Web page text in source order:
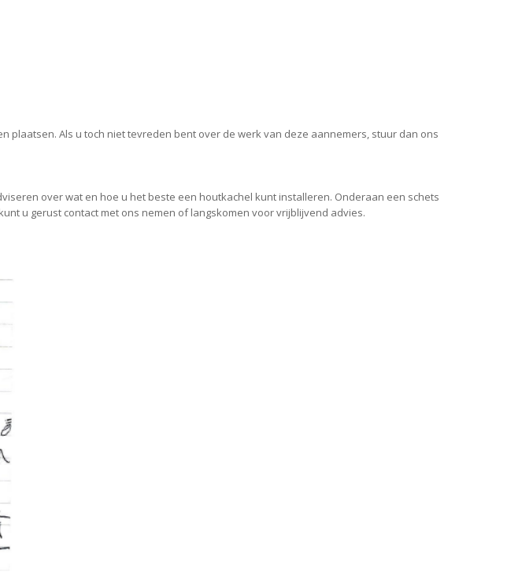
plaatsen. Als u toch niet tevreden bent over de werk van deze aannemers, stuur dan ons
over wat en hoe u het beste een houtkachel kunt installeren. Onderaan een schets
u gerust contact met ons nemen of langskomen voor vrijblijvend advies.